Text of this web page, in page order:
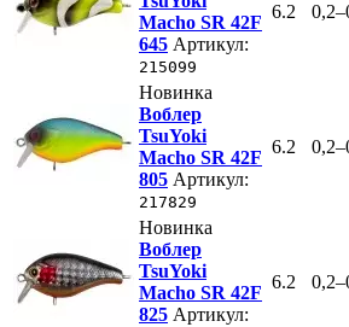
Macho SR 42F
645 Артикул:
215099
6.2
Новинка
Воблер
TsuYoki
Macho SR 42F
805 Артикул:
217829
6.2
Новинка
Воблер
TsuYoki
Macho SR 42F
825 Артикул:
6.2